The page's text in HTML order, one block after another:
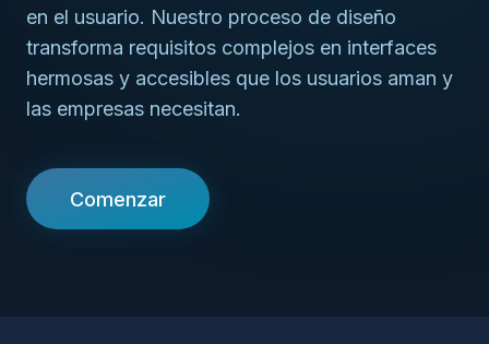
en el usuario. Nuestro proceso de diseño
transforma requisitos complejos en interfaces
hermosas y accesibles que los usuarios aman y
las empresas necesitan.
Comenzar